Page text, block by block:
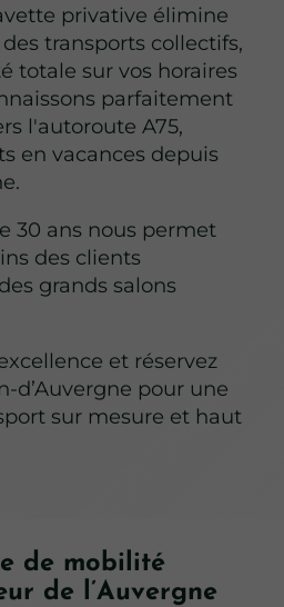
privative élimine
transports collectifs,
totale sur vos horaires
parfaitement
l'autoroute A75,
en vacances depuis
30 ans nous permet
des clients
grands salons
et réservez
d’Auvergne pour une
sur mesure et haut
de mobilité
de l’Auvergne